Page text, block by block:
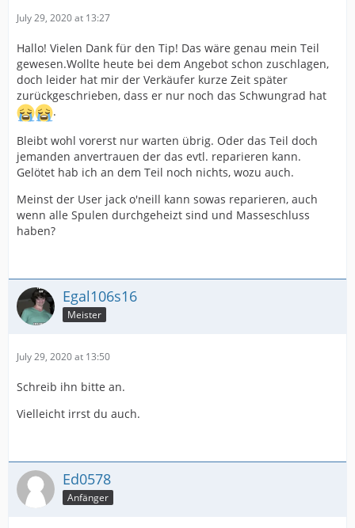
July 29, 2020 at 13:27
Hallo! Vielen Dank für den Tip! Das wäre genau mein Teil
gewesen.Wollte heute bei dem Angebot schon zuschlagen,
doch leider hat mir der Verkäufer kurze Zeit später
zurückgeschrieben, dass er nur noch das Schwungrad hat
.
Bleibt wohl vorerst nur warten übrig. Oder das Teil doch
jemanden anvertrauen der das evtl. reparieren kann.
Gelötet hab ich an dem Teil noch nichts, wozu auch.
Meinst der User jack o'neill kann sowas reparieren, auch
wenn alle Spulen durchgeheizt sind und Masseschluss
haben?
Egal106s16
Meister
July 29, 2020 at 13:50
Schreib ihn bitte an.
Vielleicht irrst du auch.
Ed0578
Anfänger